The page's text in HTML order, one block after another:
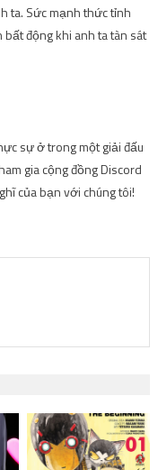
ta. Sức mạnh thức tỉnh
động khi anh ta tàn sát
sự ở trong một giải đấu
gia cộng đồng Discord
của bạn với chúng tôi!